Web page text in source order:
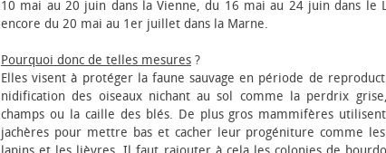
10 mai au 20 juin dans la Vienne, du 16 mai au 24 juin dans le
encore du 20 mai au 1er juillet dans la Marne.
Pourquoi donc de telles mesures ?
Elles visent à protéger la faune sauvage en période de
nidification des oiseaux nichant au sol comme la perdrix
champs ou la caille des blés. De plus gros mammifères
jachères pour mettre bas et cacher leur progéniture comme